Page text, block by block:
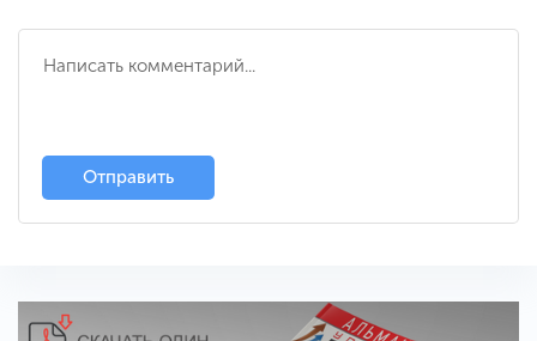
Отправить